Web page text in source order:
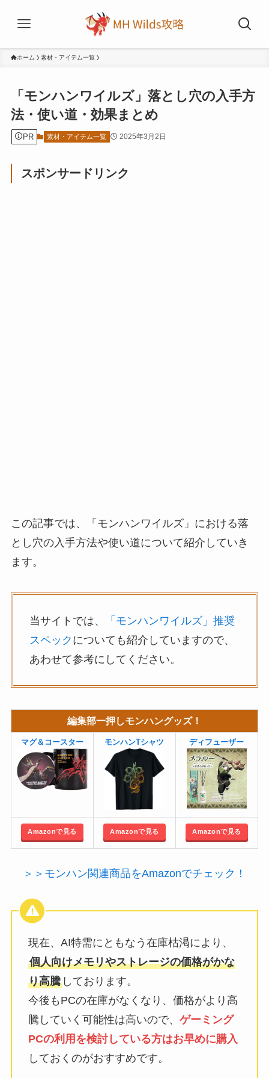
ホーム 素材・アイテム一覧
「モンハンワイルズ」落とし穴の入手方
法・使い道・効果まとめ
PR 素材・アイテム一覧 2025年3月2日
スポンサードリンク
この記事では、「モンハンワイルズ」における落
とし穴の入手方法や使い道について紹介していき
ます。
当サイトでは、
「モンハンワイルズ」推奨
スペック についても紹介していますので、
あわせて参考にしてください。
編集部一押しモンハングッズ！
マグ＆コースター モンハンTシャツ ディフューザー
Amazonで見る Amazonで見る Amazonで見る
＞＞モンハン関連商品をAmazonでチェック！
現在、AI特需にともなう在庫枯渇により、
個人向けメモリやストレージの価格がかな
り高騰しております。
今後もPCの在庫がなくなり、価格がより高
騰していく可能性は高いので、 ゲーミング
PCの利用を検討している方はお早めに購入
しておくのがおすすめです。